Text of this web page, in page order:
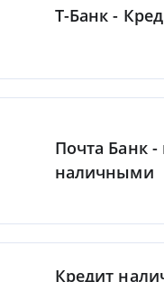
Т-Банк -
Почта Банк -
наличными
Кредит